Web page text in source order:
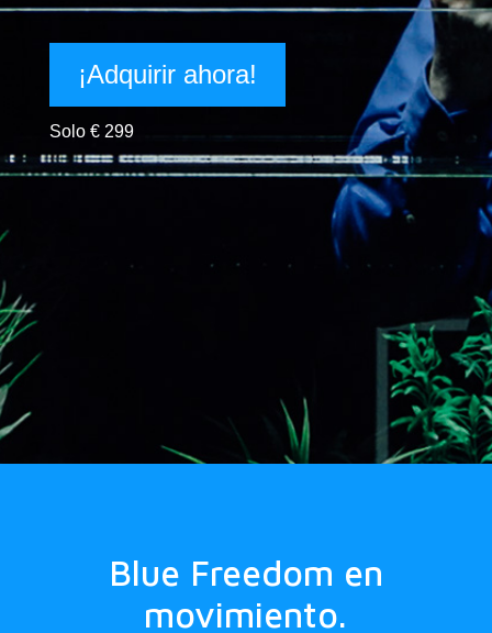
¡Adquirir ahora!
Solo € 299
Blue Freedom en
movimiento.